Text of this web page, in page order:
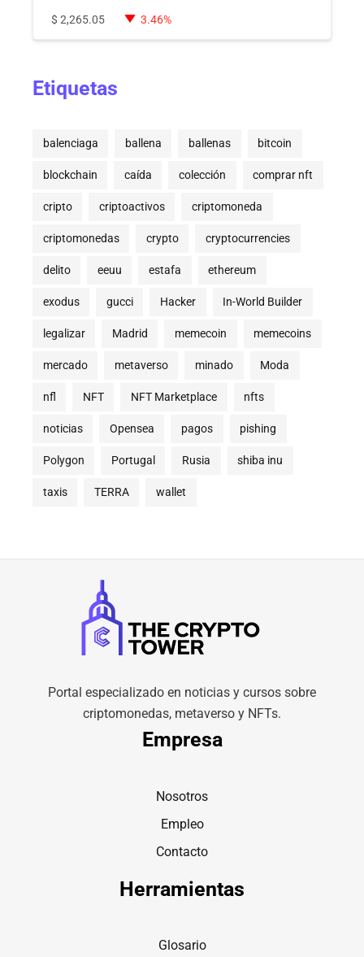
$ 2,265.05 3.46%
Etiquetas
balenciaga ballena ballenas bitcoin
blockchain caída colección comprar nft
cripto criptoactivos criptomoneda
criptomonedas crypto cryptocurrencies
delito eeuu estafa ethereum
exodus gucci Hacker In-World Builder
legalizar Madrid memecoin memecoins
mercado metaverso minado Moda
nfl NFT NFT Marketplace nfts
noticias Opensea pagos pishing
Polygon Portugal Rusia shiba inu
taxis TERRA wallet
Portal especializado en noticias y cursos sobre
criptomonedas, metaverso y NFTs.
Empresa
Nosotros
Empleo
Contacto
Herramientas
Glosario